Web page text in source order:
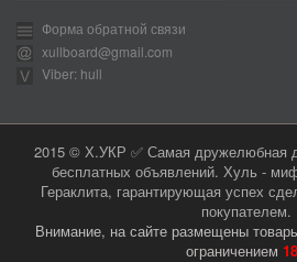
Форма обратной связи
xullboard@gmail.com
Viber: hull
2015 © Х.УКР ✅ Самая дружелюбная
бесплатных объявлений. Хуль -
Гераклита, гарантирующая успех
покупателем.
Внимание, на сайте размещены
ограничением